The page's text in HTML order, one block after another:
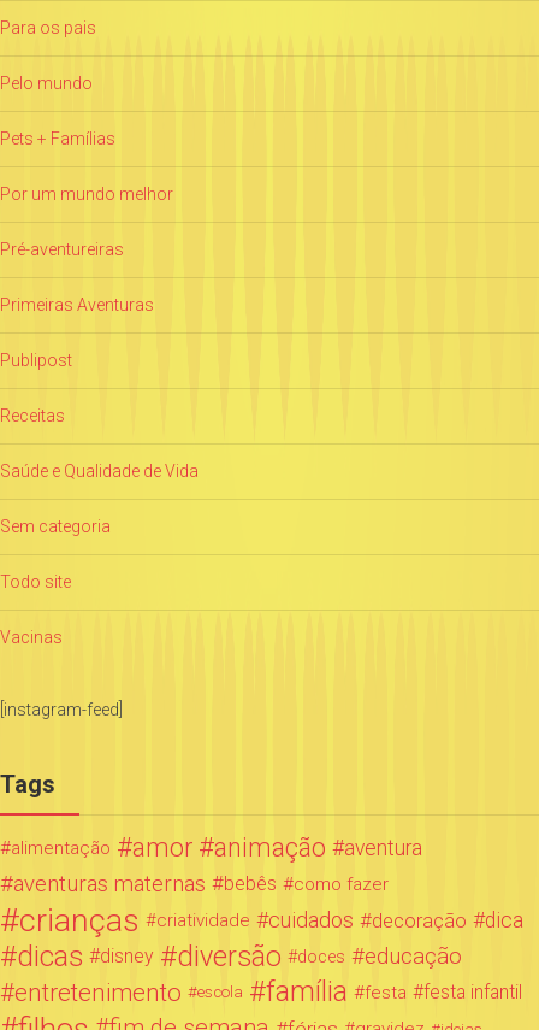
Para os pais
Pelo mundo
Pets + Famílias
Por um mundo melhor
Pré-aventureiras
Primeiras Aventuras
Publipost
Receitas
Saúde e Qualidade de Vida
Sem categoria
Todo site
Vacinas
[instagram-feed]
Tags
alimentação amor animação aventura
aventuras maternas bebês como fazer
crianças criatividade cuidados decoração dica
dicas disney diversão doces educação
entretenimento escola família festa festa infantil